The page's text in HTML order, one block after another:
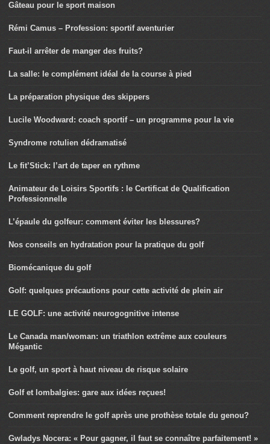
Gâteau pour le sport maison
Rémi Camus – Profession: sportif aventurier
Faut-il arrêter de manger des fruits?
La salle: le complément idéal de la course à pied
La préparation physique des skippers
Lucile Woodward: coach sportif – un programme pour la vie
Syndrome rotulien dédramatisé
Le fit’Stick: l’art de taper en rythme
Animateur de Loisirs Sportifs : le Certificat de Qualification
Professionnelle
L’épaule du golfeur: comment éviter les blessures?
Nos conseils en hydratation pour la pratique du golf
Biomécanique du golf
Golf: quelques précautions pour cette activité de plein air
LE GOLF: une activité neurogognitive intense
Le Canada man/woman: un triathlon extrême aux couleurs
Mégantic
Le golf, un sport à haut niveau de risque solaire
Golf et lombalgies: gare aux idées reçues!
Comment reprendre le golf après une prothèse totale du genou?
Gwladys Nocera: « Pour gagner, il faut se connaître parfaitement! »